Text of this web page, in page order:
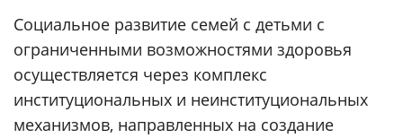
Социальное развитие семей с детьми с
ограниченными возможностями здоровья
осуществляется через комплекс
институциональных и неинституциональных
механизмов, направленных на создание